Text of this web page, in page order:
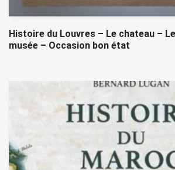
Histoire du Louvres – Le chateau –
musée – Occasion bon état